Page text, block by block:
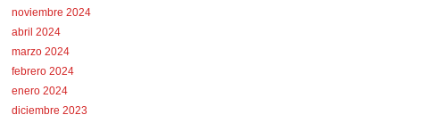
noviembre 2024
abril 2024
marzo 2024
febrero 2024
enero 2024
diciembre 2023